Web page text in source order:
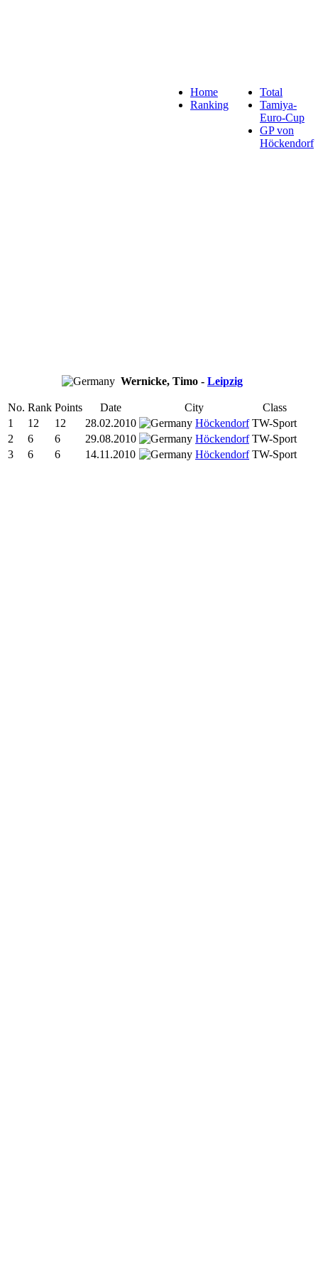
Home
Ranking
Total
Tamiya-
Euro-Cup
GP von
Höckendorf
Wernicke, Timo - Leipzig
No. Rank Points Date City
Class
1
12 12 28.02.2010 Höckendorf TW-Sport
2
6 6 29.08.2010 Höckendorf TW-Sport
3
6 6 14.11.2010 Höckendorf TW-Sport